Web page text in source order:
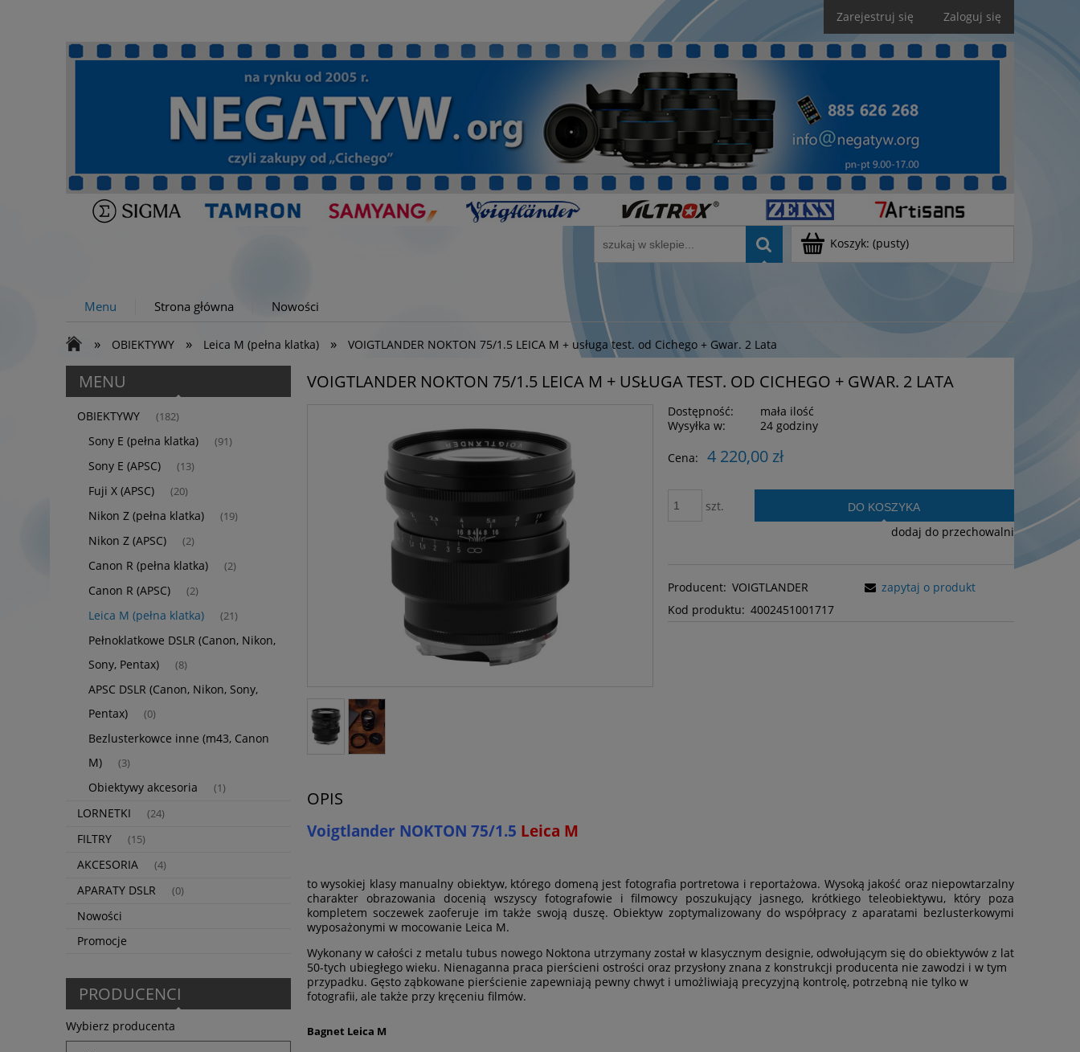
Zarejestruj się Zaloguj się
Koszyk: (pusty)
Menu Strona główna Nowości
» OBIEKTYWY » Leica M (pełna klatka) » VOIGTLANDER NOKTON 75/1.5 LEICA M + usługa test. od Cichego + Gwar. 2 Lata
MENU
OBIEKTYWY (182)
Sony E (pełna klatka) (91)
Sony E (APSC) (13)
Fuji X (APSC) (20)
Nikon Z (pełna klatka) (19)
Nikon Z (APSC) (2)
Canon R (pełna klatka) (2)
Canon R (APSC) (2)
Leica M (pełna klatka) (21)
Pełnoklatkowe DSLR (Canon, Nikon,
Sony, Pentax)
(8)
APSC DSLR (Canon, Nikon, Sony,
Pentax)
(0)
Bezlusterkowce inne (m43, Canon
M)
(3)
Obiektywy akcesoria (1)
LORNETKI (24)
FILTRY (15)
AKCESORIA (4)
APARATY DSLR (0)
Nowości
Promocje
PRODUCENCI
Wybierz producenta
VOIGTLANDER NOKTON 75/1.5 LEICA M + USŁUGA TEST. OD CICHEGO + GWAR. 2 LATA
Dostępność:
mała ilość
Wysyłka w:
24 godziny
Cena: 4 220,00 zł
szt. DO KOSZYKA
dodaj do przechowalni
Producent: VOIGTLANDER
Kod produktu: 4002451001717
zapytaj o produkt
OPIS
Voigtlander NOKTON 75/1.5 Leica M
to wysokiej klasy manualny obiektyw, którego domeną jest fotografia portretowa i reportażowa. Wysoką jakość oraz niepowtarzalny
charakter obrazowania docenią wszyscy fotografowie i filmowcy poszukujący jasnego, krótkiego teleobiektywu, który poza
kompletem soczewek zaoferuje im także swoją duszę. Obiektyw zoptymalizowany do współpracy z aparatami bezlusterkowymi
wyposażonymi w mocowanie Leica M.
Wykonany w całości z metalu tubus nowego Noktona utrzymany został w klasycznym designie, odwołującym się do obiektywów z lat
50-tych ubiegłego wieku. Nienaganna praca pierścieni ostrości oraz przysłony znana z konstrukcji producenta nie zawodzi i w tym
przypadku. Gęsto ząbkowane pierścienie zapewniają pewny chwyt i umożliwiają precyzyjną kontrolę, potrzebną nie tylko w
fotografii, ale także przy kręceniu filmów.
Bagnet Leica M